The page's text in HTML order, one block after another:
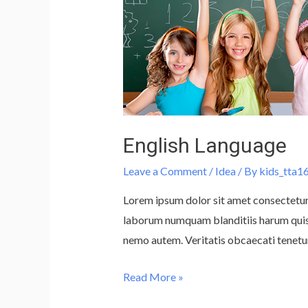
English Language
Leave a Comment / Idea/ By
Lorem ipsum dolor sit amet
laborum numquam blanditiis harum
nemo autem. Veritatis obcaecati
Read More »